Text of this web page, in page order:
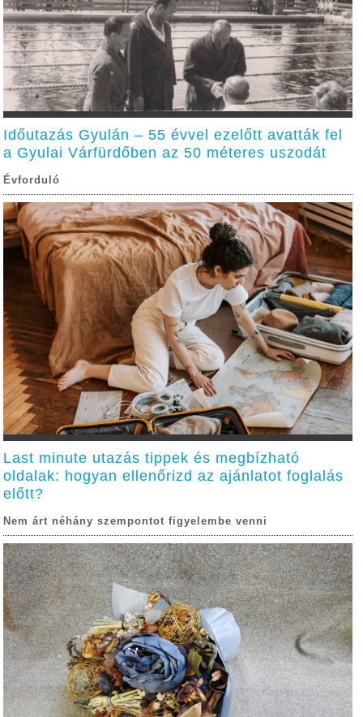
Időutazás Gyulán – 55 évvel ezelőtt avatták fel
a Gyulai Várfürdőben az 50 méteres uszodát
Évforduló
Last minute utazás tippek és megbízható
oldalak: hogyan ellenőrizd az ajánlatot foglalás
előtt?
Nem árt néhány szempontot figyelembe venni